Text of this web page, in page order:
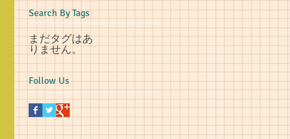
Search By Tags
まだタグはあ
りません。
Follow Us